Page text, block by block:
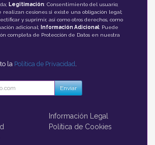
Legitimación: Consentimiento del usuario;
realizan cesiones si existe una obligación legal;
y suprimir, así como otros derechos, como
adicional;
Información Adicional: Puede
completa de Protección de Datos en nuestra
la Política de Privacidad
Enviar
Información Legal
Política de Cookies